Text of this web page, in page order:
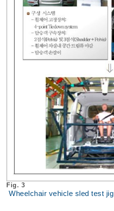
Fig. 3
Wheelchair vehicle sled test jig